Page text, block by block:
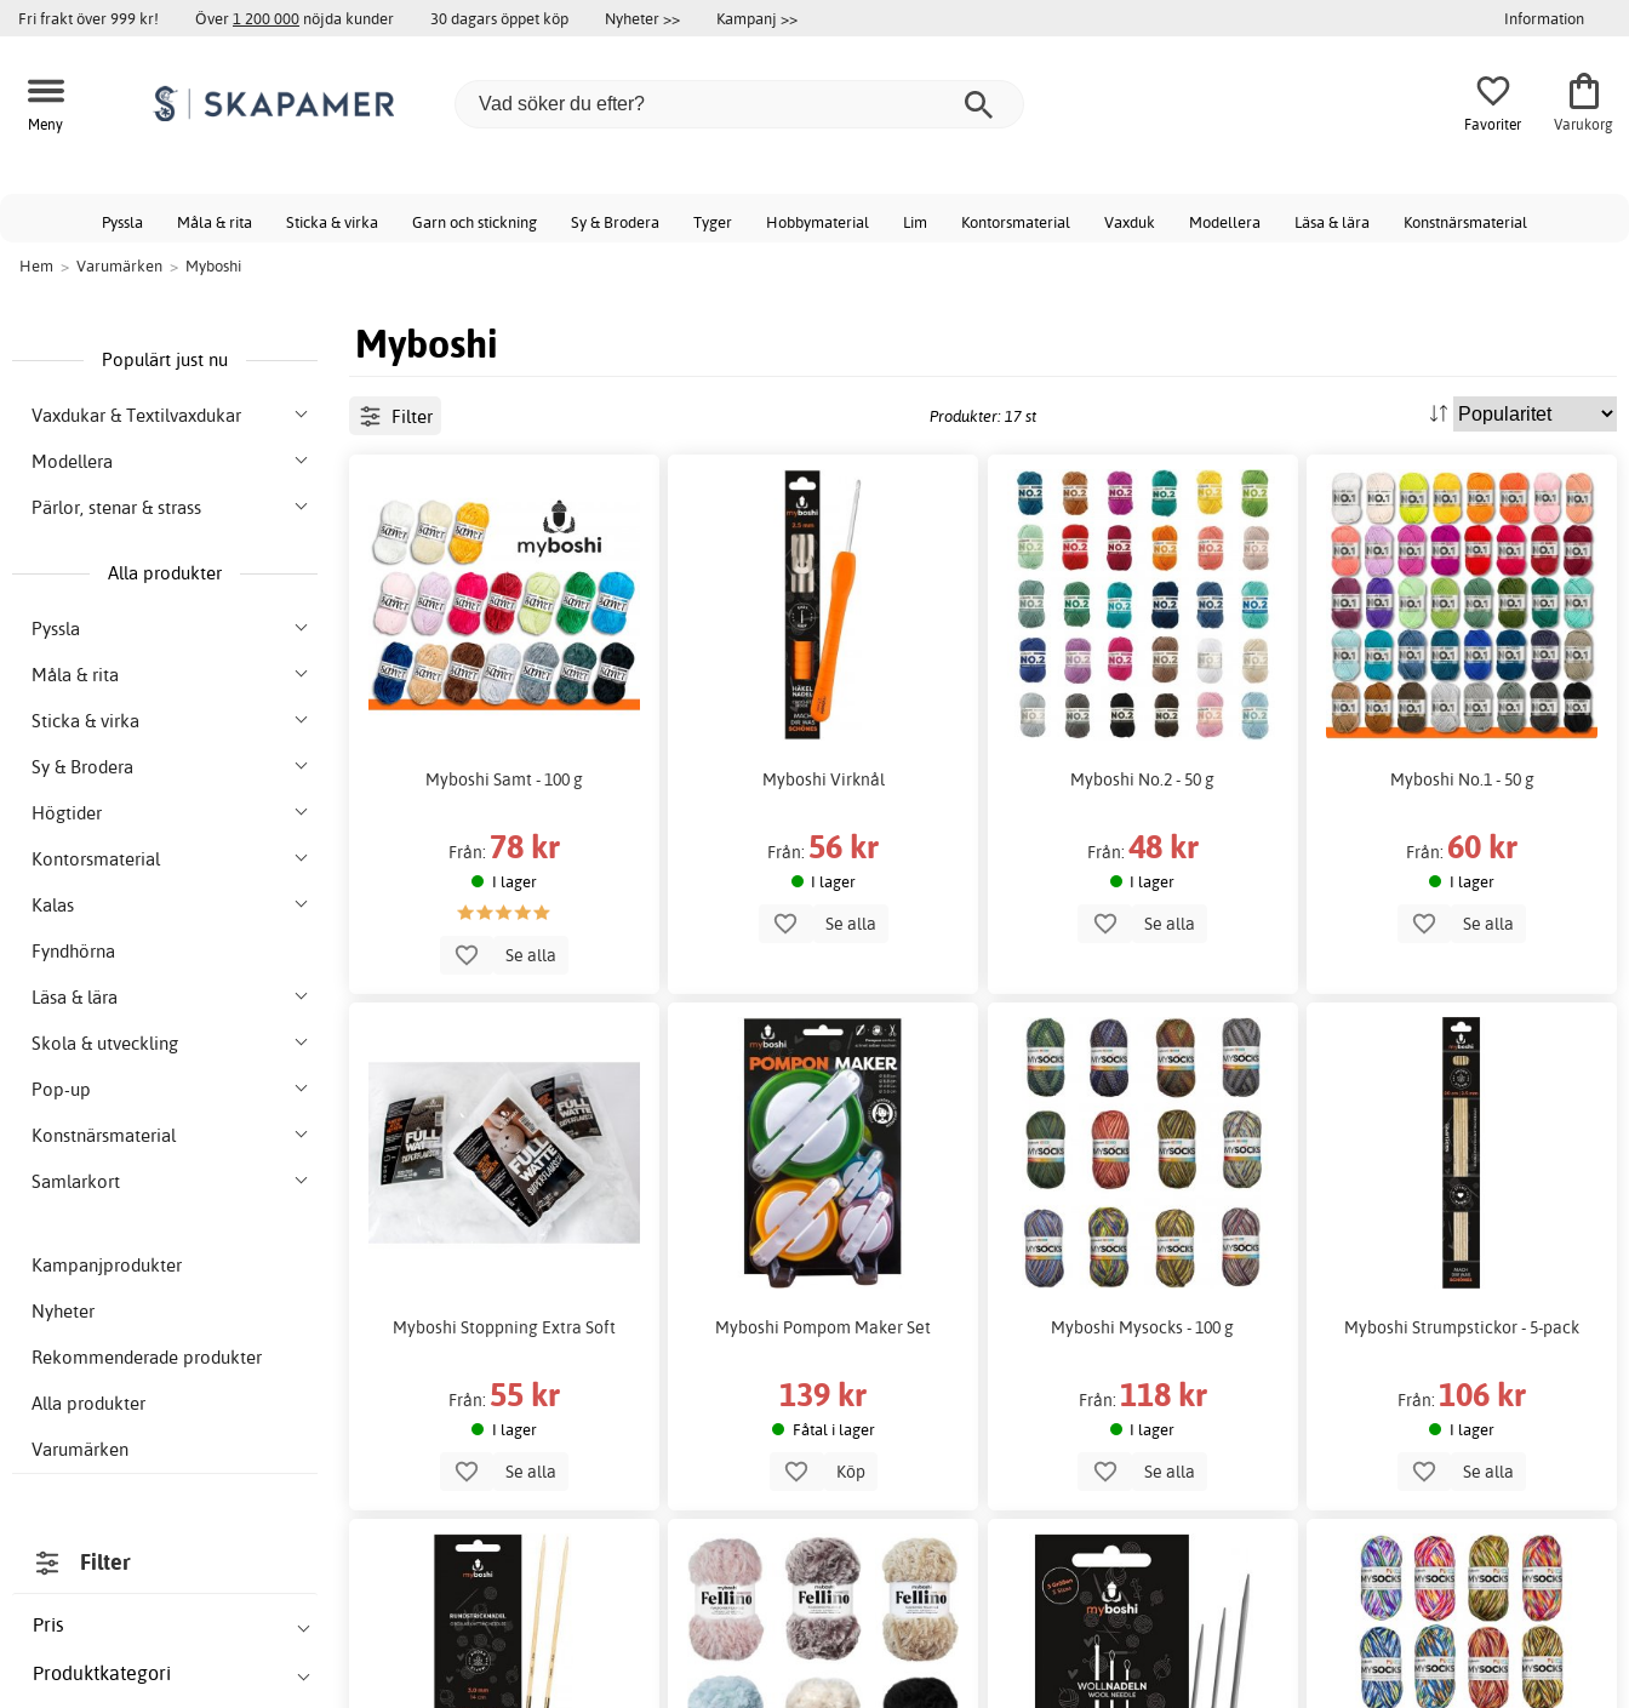
Fri frakt över 999 kr! Över1 200 000 nöjda kunder 30 dagars öppet köp Nyheter >> Kampanj >> Information
Meny Favoriter Varukorg
Pyssla Måla & rita Sticka & virka Garn och stickning Sy & Brodera Tyger Hobbymaterial Lim Kontorsmaterial Vaxduk Modellera Läsa & lära Konstnärsmaterial
Hem > Varumärken > Myboshi
Myboshi
Populärt just nu
Vaxdukar & Textilvaxdukar
Modellera
Pärlor, stenar & strass
Alla produkter
Pyssla
Måla & rita
Sticka & virka
Sy & Brodera
Högtider
Kontorsmaterial
Kalas
Fyndhörna
Läsa & lära
Skola & utveckling
Pop-up
Konstnärsmaterial
Samlarkort
Kampanjprodukter
Nyheter
Rekommenderade produkter
Alla produkter
Varumärken
Filter
Pris
Produktkategori
Filter Produkter: 17 st
Myboshi Samt - 100 g
Från: 78 kr
I lager
Se alla
Myboshi Virknål
Från: 56 kr
I lager
Se alla
Myboshi No.2 - 50 g
Från: 48 kr
I lager
Se alla
Myboshi No.1 - 50 g
Från: 60 kr
I lager
Se alla
Myboshi Stoppning Extra Soft
Från: 55 kr
I lager
Se alla
Myboshi Pompom Maker Set
139 kr
Fåtal i lager
Köp
Myboshi Mysocks - 100 g
Från: 118 kr
I lager
Se alla
Myboshi Strumpstickor - 5-pack
Från: 106 kr
I lager
Se alla